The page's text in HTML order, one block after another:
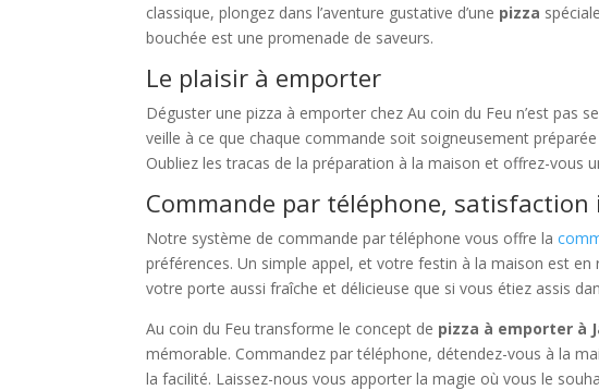
classique, plongez dans l’aventure gustative d’une pizza
bouchée est une promenade de saveurs.
Le plaisir à emporter
Déguster une pizza à emporter chez Au coin du Feu n’est pas
veille à ce que chaque commande soit soigneusement
Oubliez les tracas de la préparation à la maison et offrez-vous
Commande par téléphone,
Notre système de commande par téléphone vous offre la
préférences. Un simple appel, et votre festin à la maison est
votre porte aussi fraîche et délicieuse que si vous étiez assis
Au coin du Feu transforme le concept de pizza à emporter à
mémorable. Commandez par téléphone, détendez-vous à la
la facilité. Laissez-nous vous apporter la magie où vous le